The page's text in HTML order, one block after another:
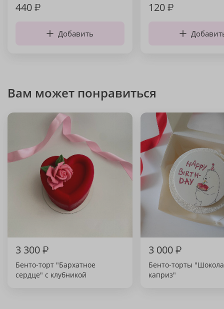
440₽
Добавить
120₽
Вам может понравиться
3 300₽
Бенто-торт "Бархатное
сердце" с клубникой
3 000₽
Бенто-торты
каприз"